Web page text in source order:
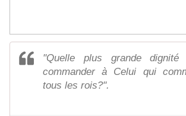
"Quelle plus grande
commander à Celui qui
tous les rois?".